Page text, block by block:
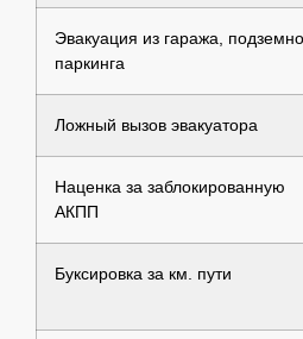
Эвакуация из гаража,
паркинга
Ложный вызов эвакуатора
Наценка за заблокированную
АКПП
Буксировка за км. пути